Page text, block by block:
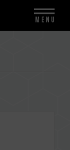
MENU